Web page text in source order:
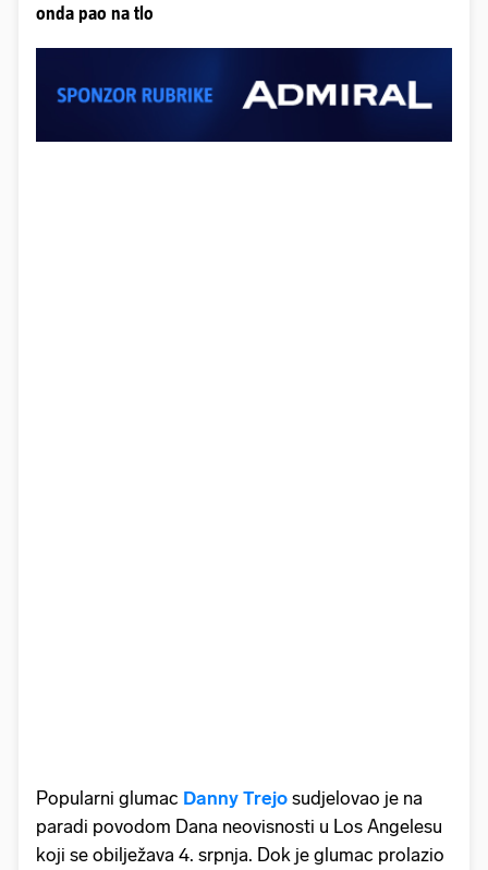
onda pao na tlo
Popularni glumac Danny Trejo sudjelovao je na
paradi povodom Dana neovisnosti u Los Angelesu
koji se obilježava 4. srpnja. Dok je glumac prolazio